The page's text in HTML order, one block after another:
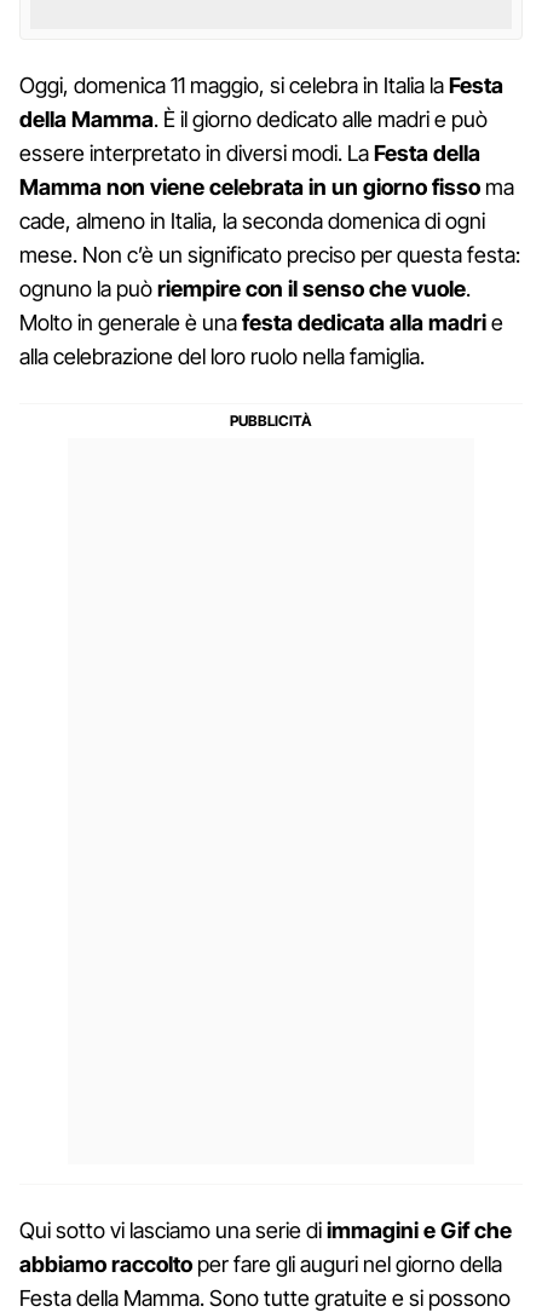
Oggi, domenica 11 maggio, si celebra in Italia laFesta
della Mamma. È il giorno dedicato alle madri e può
essere interpretato in diversi modi. LaFesta della
Mamma non viene celebrata in un giorno fisso ma
cade, almeno in Italia, la seconda domenica di ogni
mese. Non c’è un significato preciso per questa festa:
ognuno la puòriempire con il senso che vuole.
Molto in generale è unafesta dedicata alla madrie
alla celebrazione del loro ruolo nella famiglia.
Qui sotto vi lasciamo una serie diimmagini e Gif che
abbiamo raccolto per fare gli auguri nel giorno della
Festa della Mamma. Sono tutte gratuite e si possono